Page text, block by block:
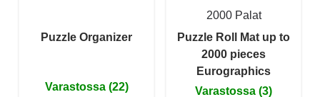
Puzzle Organizer
Varastossa (22)
2000 Palat
Puzzle Roll Mat up to
2000 pieces
Eurographics
Varastossa (3)